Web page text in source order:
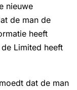
nieuwe
de man de
heeft
Limited heeft
dat de man